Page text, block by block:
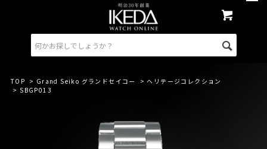
TOP > Grand Seiko グランドセイコー >ヘリテージコレクション
> SBGP013